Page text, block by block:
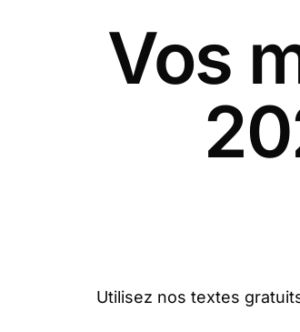
Vos
Utilisez nos textes